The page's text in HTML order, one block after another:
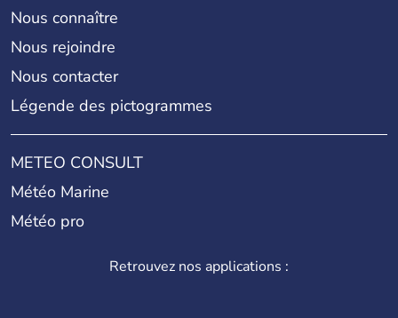
Nous connaître
Nous rejoindre
Nous contacter
Légende des pictogrammes
METEO CONSULT
Météo Marine
Météo pro
Retrouvez nos applications :